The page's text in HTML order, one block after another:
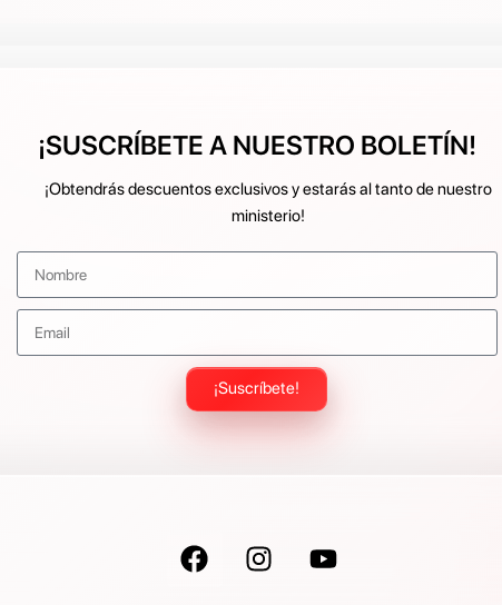
¡SUSCRÍBETE A NUESTRO BOLETÍN!
¡Obtendrás descuentos exclusivos y estarás al tanto de nuestro
ministerio!
¡Suscríbete!